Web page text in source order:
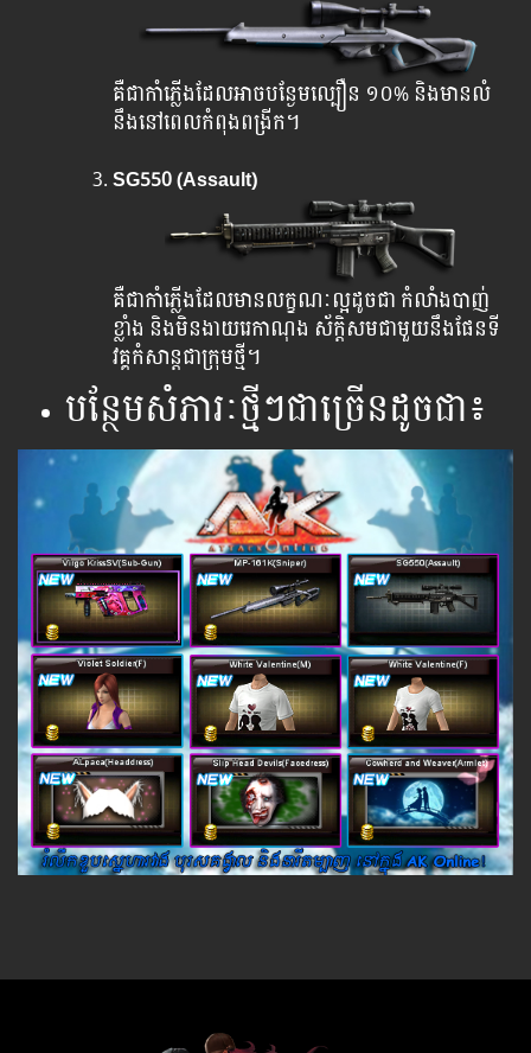
គឺ​ជា​កាំភ្លើង​ដែល​អាច​​បន្ងែម​ល្បឿន ១០% និង​មាន​លំ​
នឹង​នៅ​ពេល​កំពុង​ពង្រីក។​
SG550 (Assault)
គឺ​ជា​កាំភ្លើង​ដែល​មាន​លក្ខណៈ​ល្អ​ដូចជា​ កំលាំង​បាញ់
ខ្លាំង និង​មិន​ងាយ​រេ​កា​ណុង ស័ក្តិសមជាមួយនឹងផែនទី
វគ្គកំសាន្តជាក្រុមថ្មី​។
បន្ថែមសំភារៈថ្មីៗជាច្រើនដូចជា៖